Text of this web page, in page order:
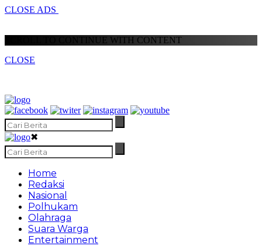
CLOSE ADS
SCROLL TO CONTINUE WITH CONTENT
CLOSE
✖
Home
Redaksi
Nasional
Polhukam
Olahraga
Suara Warga
Entertainment